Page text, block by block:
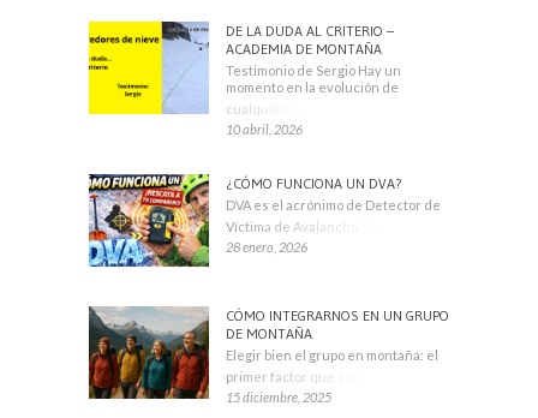
DE LA DUDA AL CRITERIO –
ACADEMIA DE MONTAÑA
Testimonio de Sergio Hay un
momento en la evolución de
cualquier montañero
10 abril, 2026
¿CÓMO FUNCIONA UN DVA?
DVA es el acrónimo de Detector de
Víctima de Avalancha. También se
28 enero, 2026
CÓMO INTEGRARNOS EN UN GRUPO
DE MONTAÑA
Elegir bien el grupo en montaña: el
primer factor que condiciona tu
15 diciembre, 2025